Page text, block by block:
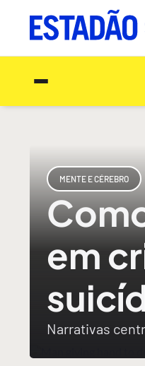
MENTE E CÉREBRO
em
Narrativas